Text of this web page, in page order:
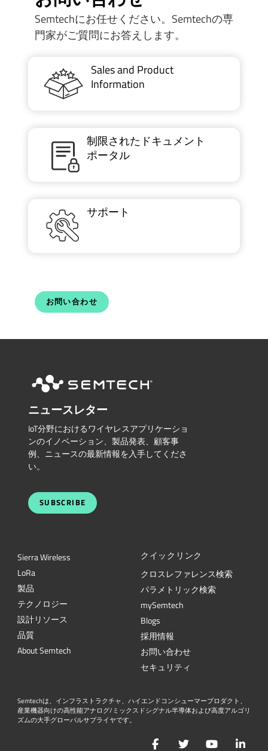
Semtechにお任せください。Semtechの専
門家がご質問にお答えします。
Sales and Product
Information
制限されたドキュメント
ポータル
サポート
お問い合わせ
ニュースレター
IoT分野におけるワイヤレスアプリケーショ
ンのイノベーション、製品発表、顧客事
例、ニュースの最新情報を入手してくださ
い。
SUBSCRIBE
Sierra Wireless
LoRa
製品
テクノロジー
設計リソース
品質
About Semtech
クイックリンク
クロスレファレンス検索
パラメトリック検索
mySemtech
Blogs
採用情報
お問い合わせ
セキュリティ
Semtechは、インフラストラクチャ、ハイエンドコンシューマープロダクト、
産業機器向けの高性能アナログ/ミックスドシグナル半導体および高度アルゴリ
ズムの大手グローバルサプライヤです。
FacebookTwitterYouTube